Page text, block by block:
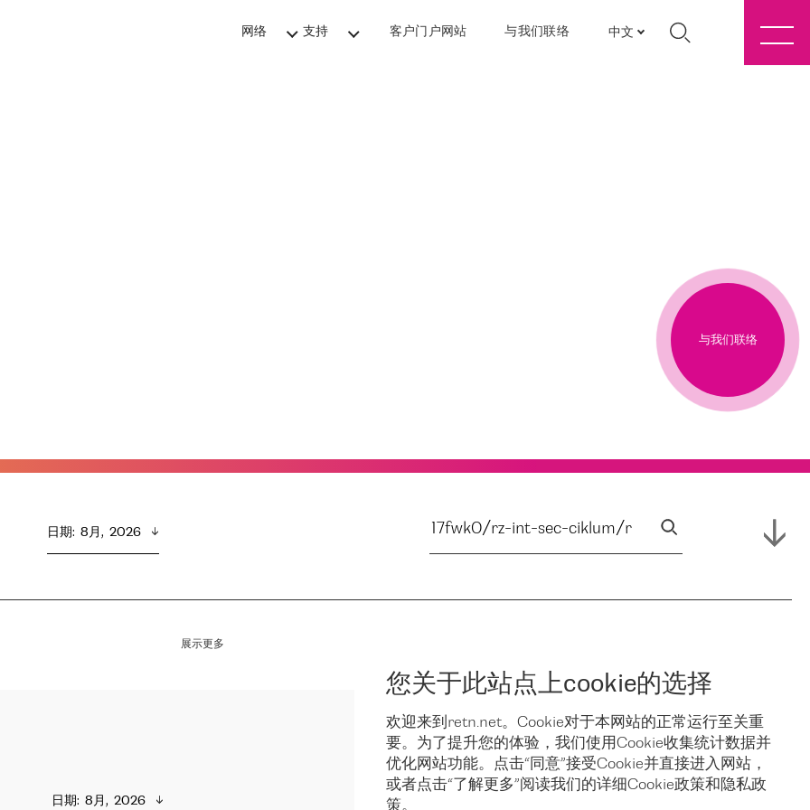
网络 支持 客户门户网站 与我们联络 中文
您关于此站点上cookie的选择
欢迎来到retn.net。Cookie对于本网站的正常运行至关重
要。为了提升您的体验，我们使用Cookie收集统计数据并
优化网站功能。点击“同意”接受Cookie并直接进入网站，
或者点击“了解更多”阅读我们的详细Cookie政策和隐私政
策。
与我们联络
日期: 8月,  2026
展示更多
日期: 8月,  2026